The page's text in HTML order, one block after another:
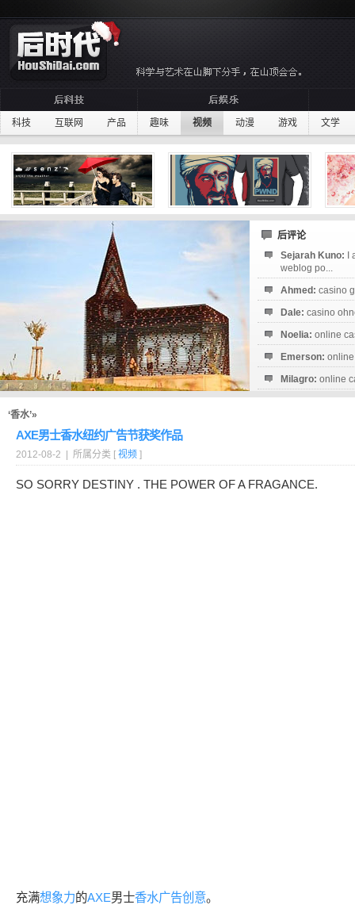
科技 互联网 产品 趣味 视频 动漫 游戏 文学
后评论
Sejarah Kuno:
weblog po...
Ahmed: casino
Dale: casino
Noelia: online
Emerson:
Milagro: online
‘香水’»
AXE男士香水纽约广告节获奖作品
2012-08-2 | 所属分类 [ 视频 ]
SO SORRY DESTINY . THE POWER OF A FRAGANCE.
充满想象力的AXE男士香水广告创意。